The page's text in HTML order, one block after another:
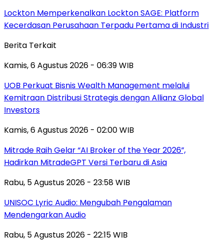
Lockton Memperkenalkan Lockton SAGE: Platform
Kecerdasan Perusahaan Terpadu Pertama di Industri
Berita Terkait
Kamis, 6 Agustus 2026 - 06:39 WIB
UOB Perkuat Bisnis Wealth Management melalui
Kemitraan Distribusi Strategis dengan Allianz Global
Investors
Kamis, 6 Agustus 2026 - 02:00 WIB
Mitrade Raih Gelar “AI Broker of the Year 2026”,
Hadirkan MitradeGPT Versi Terbaru di Asia
Rabu, 5 Agustus 2026 - 23:58 WIB
UNISOC Lyric Audio: Mengubah Pengalaman
Mendengarkan Audio
Rabu, 5 Agustus 2026 - 22:15 WIB